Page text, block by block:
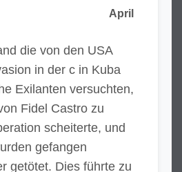
April
die von den USA
in der c in Kuba
Exilanten versuchten,
Fidel Castro zu
scheiterte, und
gefangen
getötet. Dies führte zu